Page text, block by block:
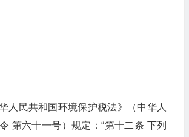
人民共和国环境保护税法》（中华人
第六十一号）规定：“第十二条 下列